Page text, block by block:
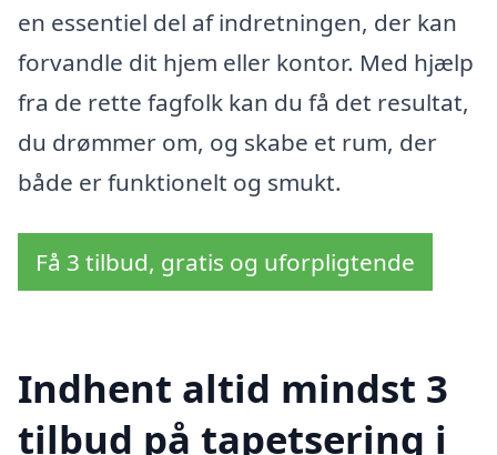
en essentiel del af indretningen, der kan
forvandle dit hjem eller kontor. Med hjælp
fra de rette fagfolk kan du få det resultat,
du drømmer om, og skabe et rum, der
både er funktionelt og smukt.
Få 3 tilbud, gratis og uforpligtende
Indhent altid mindst 3
tilbud på tapetsering i